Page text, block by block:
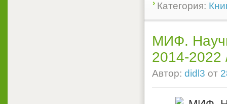
Категория:
МИФ.
2014-2022
Автор: didl3 от